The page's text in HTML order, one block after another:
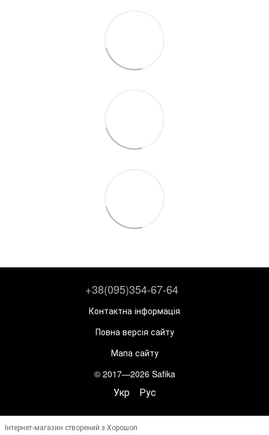
+38(095)354-67-64
Контактна інформація
Повна версія сайту
Мапа сайту
© 2017—2026 Safika
Укр Рус
Інтернет-магазин створений з Хорошоп